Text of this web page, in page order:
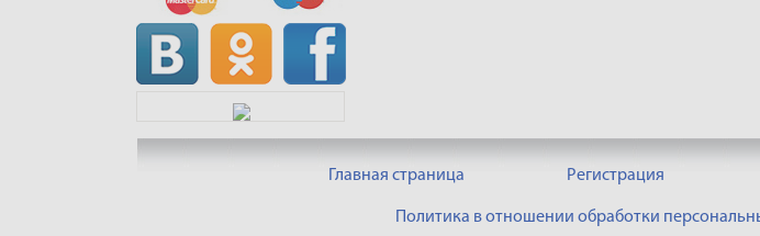
Главная страница Регистрация
Политика в отношении обработки